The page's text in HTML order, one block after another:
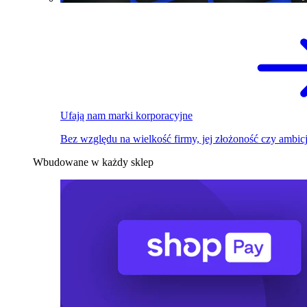
Ufają nam marki korporacyjne
Bez względu na wielkość firmy, jej złożoność czy
Wbudowane w każdy sklep